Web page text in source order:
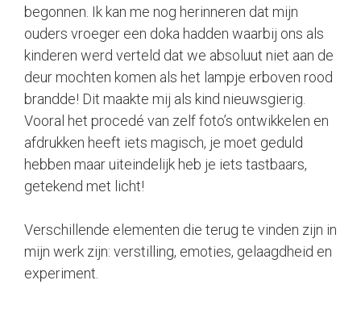
begonnen. Ik kan me nog herinneren dat mijn
ouders vroeger een doka hadden waarbij ons als
kinderen werd verteld dat we absoluut niet aan de
deur mochten komen als het lampje erboven rood
brandde! Dit maakte mij als kind nieuwsgierig.
Vooral het procedé van zelf foto’s ontwikkelen en
afdrukken heeft iets magisch, je moet geduld
hebben maar uiteindelijk heb je iets tastbaars,
getekend met licht!
Verschillende elementen die terug te vinden zijn in
mijn werk zijn: verstilling, emoties, gelaagdheid en
experiment.